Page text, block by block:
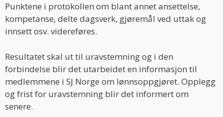
Punktene i protokollen om blant annet ansettelse,
kompetanse, delte dagsverk, gjøremål ved uttak og
innsett osv. videreføres.
Resultatet skal ut til uravstemning og i den
forbindelse blir det utarbeidet en informasjon til
medlemmene i SJ Norge om lønnsoppgjøret. Opplegg
og frist for uravstemning blir det informert om
senere.